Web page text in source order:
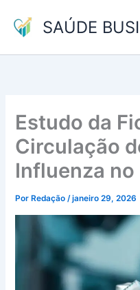
para
conteúdo
SAÚDE
Estudo da
Circulação
Influenza no
Por Redação/janeiro 29, 2026